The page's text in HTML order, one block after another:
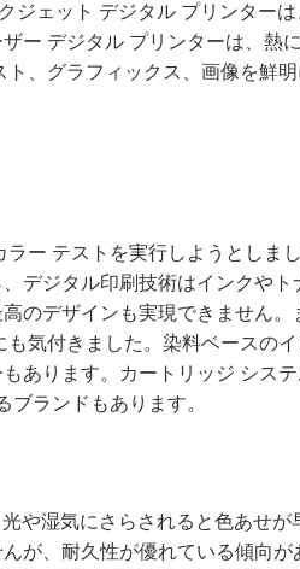
ジェット デジタル プリンター
ー デジタル プリンターは、熱
、グラフィックス、画像を鮮
ー テストを実行しようとしまし
デジタル印刷技術はインクやト
のデザインも実現できません。
気付きました。染料ベースの
あります。カートリッジ シス
ランドもあります。
や湿気にさらされると色あせが
が、耐久性が優れている傾向が